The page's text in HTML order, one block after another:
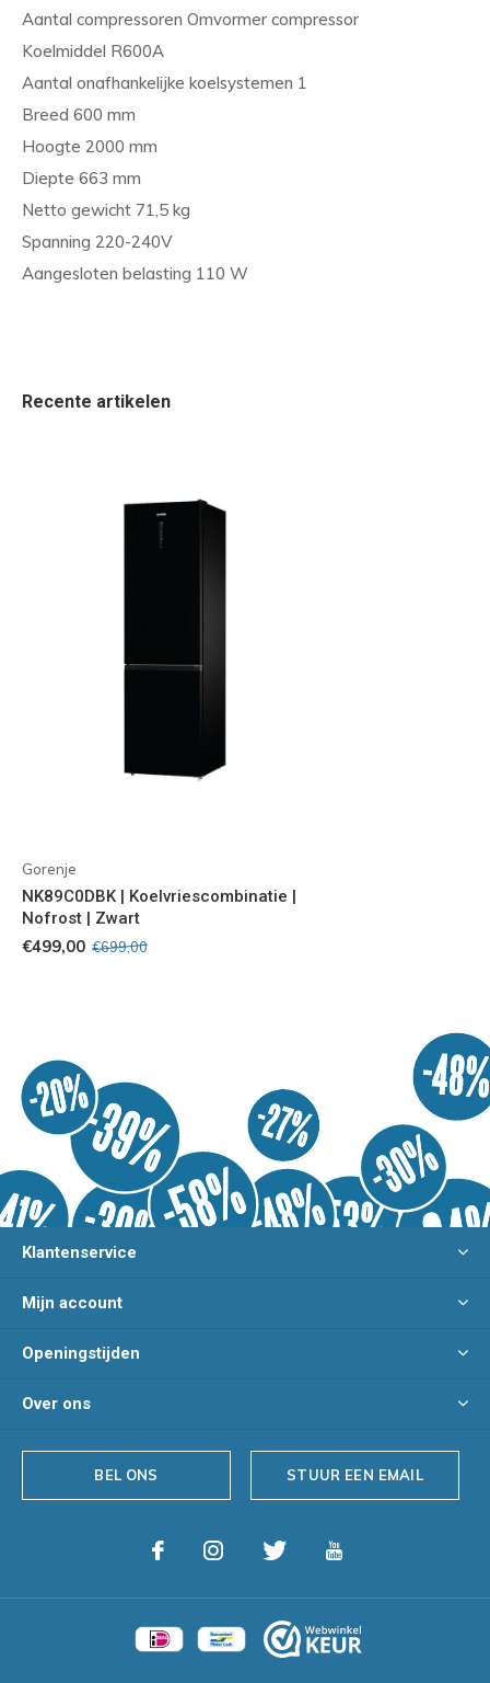
Aantal compressoren Omvormer compressor
Koelmiddel R600A
Aantal onafhankelijke koelsystemen 1
Breed 600 mm
Hoogte 2000 mm
Diepte 663 mm
Netto gewicht 71,5 kg
Spanning 220-240V
Aangesloten belasting 110 W
Recente artikelen
Gorenje
NK89C0DBK | Koelvriescombinatie |
Nofrost | Zwart
€499,00 €699,00
Klantenservice
Mijn account
Openingstijden
Over ons
BEL ONS STUUR EEN EMAIL